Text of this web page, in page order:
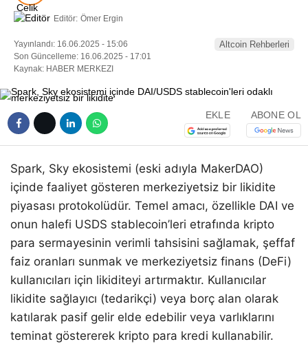
Editör: Ömer Ergin
Yayınlandı: 16.06.2025 - 15:06
Son Güncelleme: 16.06.2025 - 17:01
Kaynak: HABER MERKEZI
Altcoin Rehberleri
EKLE ABONE OL
Spark, Sky ekosistemi (eski adıyla MakerDAO)
içinde faaliyet gösteren merkeziyetsiz bir likidite
piyasası protokolüdür. Temel amacı, özellikle DAI ve
onun halefi USDS stablecoin’leri etrafında kripto
para sermayesinin verimli tahsisini sağlamak, şeffaf
faiz oranları sunmak ve merkeziyetsiz finans (DeFi)
kullanıcıları için likiditeyi artırmaktır. Kullanıcılar
likidite sağlayıcı (tedarikçi) veya borç alan olarak
katılarak pasif gelir elde edebilir veya varlıklarını
teminat göstererek kripto para kredi kullanabilir.